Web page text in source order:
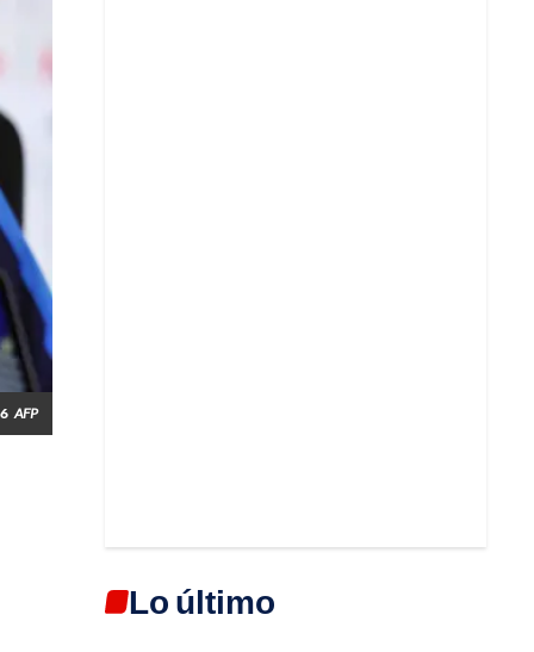
AFP
Lo último